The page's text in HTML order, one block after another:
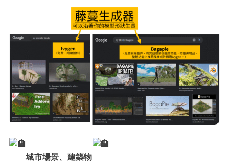
城市場景、建築物